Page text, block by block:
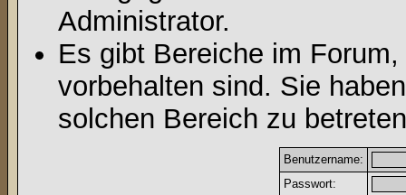
Administrator.
Es gibt Bereiche im
vorbehalten sind. Sie
solchen Bereich zu
Benutzername:
Passwort: